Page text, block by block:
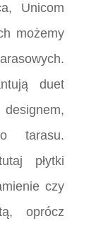
Unicom
możemy
duet
tarasu.
płytki
czy
oprócz